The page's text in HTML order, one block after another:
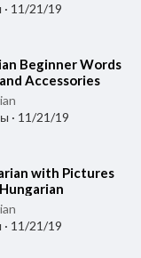
· 11/21/19
Beginner Words
Accessories
· 11/21/19
with Pictures
Words for the
· 11/21/19